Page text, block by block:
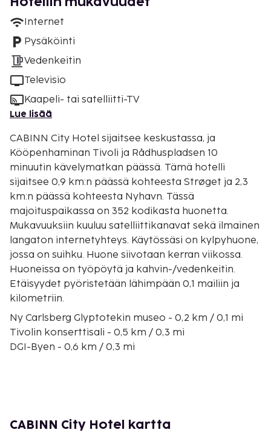
Hotellin mukavuudet
Internet
Pysäköinti
Vedenkeitin
Televisio
Kaapeli- tai satelliitti-TV
Lue lisää
CABINN City Hotel sijaitsee keskustassa, ja
Kööpenhaminan Tivoli ja Rådhuspladsen 10
minuutin kävelymatkan päässä. Tämä hotelli
sijaitsee 0,9 km:n päässä kohteesta Strøget ja 2,3
km:n päässä kohteesta Nyhavn. Tässä
majoituspaikassa on 352 kodikasta huonetta.
Mukavuuksiin kuuluu satelliittikanavat sekä ilmainen
langaton internetyhteys. Käytössäsi on kylpyhuone,
jossa on suihku. Huone siivotaan kerran viikossa.
Huoneissa on työpöytä ja kahvin-/vedenkeitin.
Etäisyydet pyöristetään lähimpään 0,1 mailiin ja
kilometriin.
Ny Carlsberg Glyptotekin museo - 0,2 km / 0,1 mi
Tivolin konserttisali - 0,5 km / 0,3 mi
DGI-Byen - 0,6 km / 0,3 mi
Øksnehallen - 0,8 km / 0,5 mi
Rådhuspladsen - 0,8 km / 0,5 mi
CABINN City Hotel kartta